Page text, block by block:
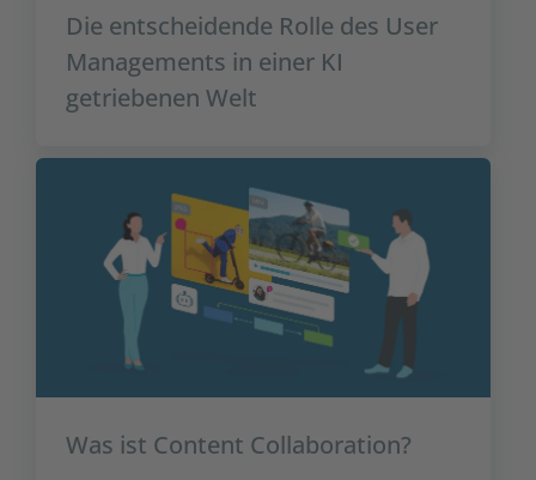
Die entscheidende Rolle des User
Managements in einer KI
getriebenen Welt
Was ist Content Collaboration?